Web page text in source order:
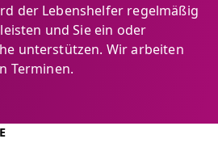
der Lebenshelfer regelmäßig
und Sie ein oder
unterstützen. Wir arbeiten
Terminen.